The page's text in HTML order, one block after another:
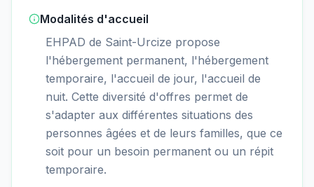
Modalités d'accueil
EHPAD de Saint-Urcize propose
l'hébergement permanent, l'hébergement
temporaire, l'accueil de jour, l'accueil de
nuit. Cette diversité d'offres permet de
s'adapter aux différentes situations des
personnes âgées et de leurs familles, que ce
soit pour un besoin permanent ou un répit
temporaire.